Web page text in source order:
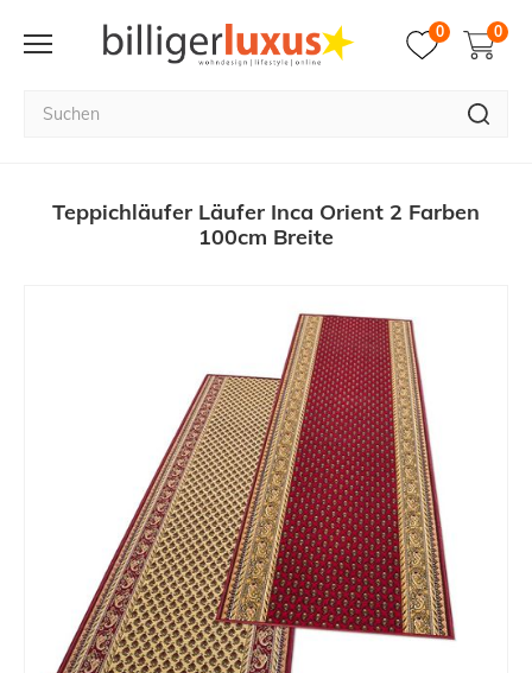
0 0
Teppichläufer Läufer Inca Orient 2 Farben
100cm Breite